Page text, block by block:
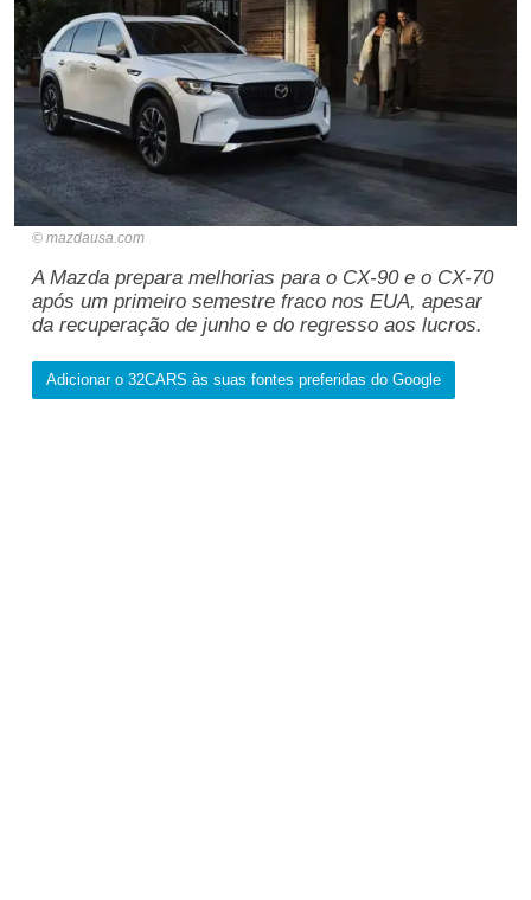
mazdausa.com
A Mazda prepara melhorias para o CX-90 e o CX-70
após um primeiro semestre fraco nos EUA, apesar
da recuperação de junho e do regresso aos lucros.
Adicionar o 32CARS às suas fontes preferidas do Google